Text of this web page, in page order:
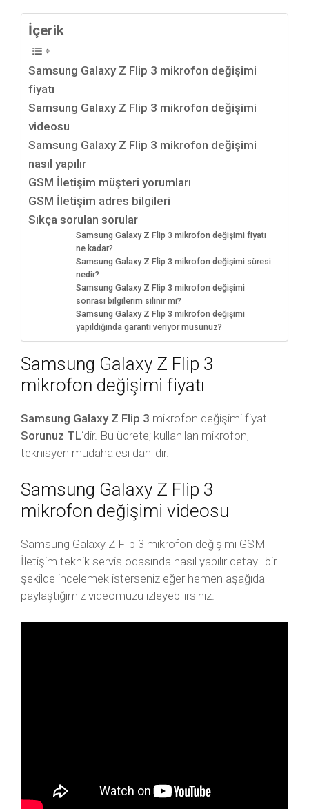
İçerik
Samsung Galaxy Z Flip 3 mikrofon değişimi
fiyatı
Samsung Galaxy Z Flip 3 mikrofon değişimi
videosu
Samsung Galaxy Z Flip 3 mikrofon değişimi
nasıl yapılır
GSM İletişim müşteri yorumları
GSM İletişim adres bilgileri
Sıkça sorulan sorular
Samsung Galaxy Z Flip 3 mikrofon değişimi fiyatı
ne kadar?
Samsung Galaxy Z Flip 3 mikrofon değişimi süresi
nedir?
Samsung Galaxy Z Flip 3 mikrofon değişimi
sonrası bilgilerim silinir mi?
Samsung Galaxy Z Flip 3 mikrofon değişimi
yapıldığında garanti veriyor musunuz?
Samsung Galaxy Z Flip 3
mikrofon değişimi fiyatı
Samsung Galaxy Z Flip 3 mikrofon değişimi fiyatı
Sorunuz TL‘dir. Bu ücrete; kullanılan mikrofon,
teknisyen müdahalesi dahildir.
Samsung Galaxy Z Flip 3
mikrofon değişimi videosu
Samsung Galaxy Z Flip 3 mikrofon değişimi GSM
İletişim teknik servis odasında nasıl yapılır detaylı bir
şekilde incelemek isterseniz eğer hemen aşağıda
paylaştığımız videomuzu izleyebilirsiniz.